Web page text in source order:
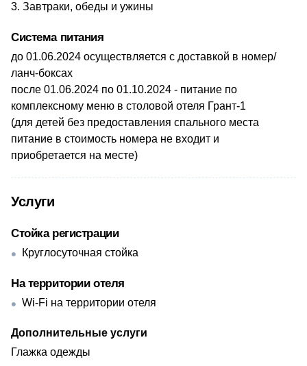
Завтраки, обеды и ужины
Система питания
до 01.06.2024 осуществляется с доставкой в номер/
ланч-боксах
после 01.06.2024 по 01.10.2024 - питание по
комплексному меню в столовой отеля Грант-1
(для детей без предоставления спального места
питание в стоимость номера не входит и
приобретается на месте)
Услуги
Стойка регистрации
Круглосуточная стойка
На территории отеля
Wi-Fi на территории отеля
Дополнительные услуги
Глажка одежды